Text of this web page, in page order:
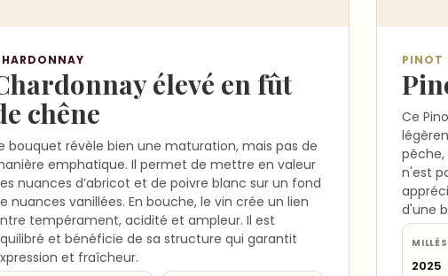
élevé en fût
chêne
bouquet révèle bien une maturation, mais pas de
emphatique. Il permet de mettre en valeur
nuances d’abricot et de poivre blanc sur un fond
nuances vanillées. En bouche, le vin crée un lien
tempérament, acidité et ampleur. Il est
et bénéficie de sa structure qui garantit
et fraîcheur.
PINOT
Ce
pêche,
n'est
d'une
2025